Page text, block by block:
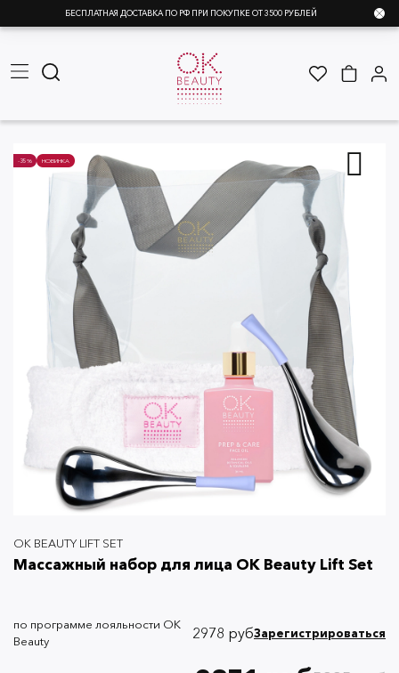
БЕСПЛАТНАЯ ДОСТАВКА ПО РФ ПРИ ПОКУПКЕ ОТ 3500 РУБЛЕЙ
-35% НОВИНКА
OK BEAUTY LIFT SET
Массажный набор для лица OK Beauty Lift Set
по программе лояльности OK
Beauty
2978 рубЗарегистрироваться